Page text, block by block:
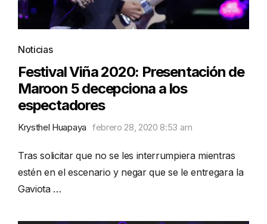
Noticias
Festival Viña 2020: Presentación de
Maroon 5 decepciona a los
espectadores
Krysthel Huapaya febrero 28, 2020 8:53 am
Tras solicitar que no se les interrumpiera mientras
estén en el escenario y negar que se le entregara la
Gaviota …